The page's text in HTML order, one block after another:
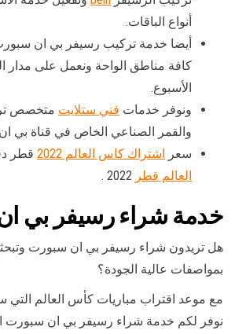
أنواع الباقات.
أيضا خدمة تركيب رسيفر بي ان
كافة مناطق الواحة ونعمل على مدار
الأسبوع.
ونوفر خدمات فني ستلايت متخصص
والقمر الصناعي الخاص في قناة بي
سعر اشتراك كاس العالم 2022 قطر
العالم قطر
خدمة شراء رسيفر بي
هل تريدون شراء رسيفر بي ان سبورت
بمواصفات عالية الجودة؟
نوفر لكم خدمة شراء رسيفر بي ان سبورت